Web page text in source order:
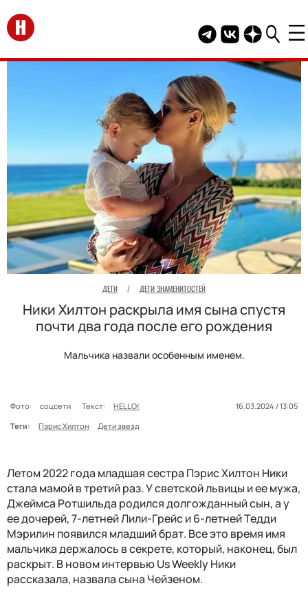
Перейти на главную
Telegram канал
Группа HELLO
Канал
ДЕТИ / ДЕТИ ЗНАМЕНИТОСТЕЙ
Ники Хилтон раскрыла имя сына спустя
почти два года после его рождения
Мальчика назвали особенным именем.
Фото: соцсети Текст: HELLO!
16.03.2024 / 13:05
Теги:
Пэрис Хилтон Дети звезд
Летом 2022 года младшая сестра Пэрис Хилтон Ники
стала мамой в третий раз. У светской львицы и ее мужа,
Джеймса Ротшильда родился долгожданный сын, а у
ее дочерей, 7-летней Лили-Грейс и 6-летней Тедди
Мэрилин появился младший брат. Все это время имя
мальчика держалось в секрете, который, наконец, был
раскрыт. В новом интервью Us Weekly Ники
рассказала, назвала сына Чейзеном.